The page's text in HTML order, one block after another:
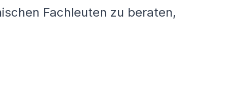
Fachleuten zu beraten,